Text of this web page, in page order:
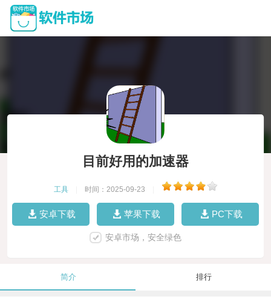
目前好用的加速器
工具 时间：2025-09-23
安卓下载 苹果下载 PC下载
安卓市场，安全绿色
简介 排行